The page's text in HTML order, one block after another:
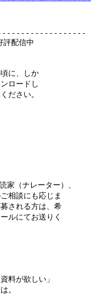
評配信中
に、しか
ロードし
ださい。
（ナレーター）、
相談にも応じま
される方は、希
ルにてお送りく
料が欲しい」
。